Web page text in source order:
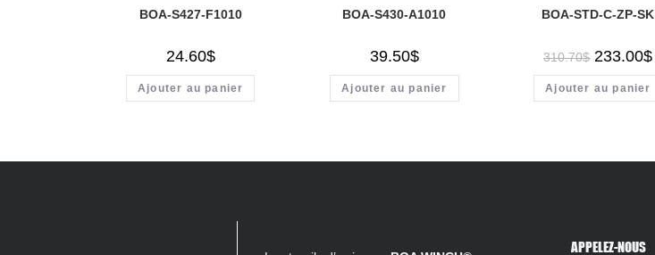
BOA-S427-F1010
24.60$
Ajouter au panier
BOA-S430-A1010
39.50$
Ajouter au panier
BOA-STD-C-ZP-SK
310.70$ 233.00$
Ajouter au panier
APPELEZ-NOUS